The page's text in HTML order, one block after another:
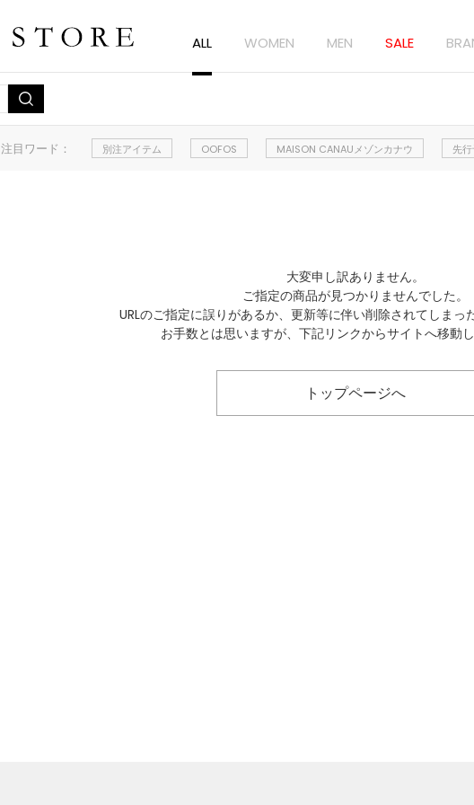
ALL WOMEN MEN SALE
注目ワード： 別注アイテム OOFOS MAISON CANAUメゾンカナウ 先
大変申し訳ありません。
ご指定の商品が見つかりませんでした。
URLのご指定に誤りがあるか、更新等に伴い削除されてしまっ
お手数とは思いますが、下記リンクからサイトへ移動し
トップページへ